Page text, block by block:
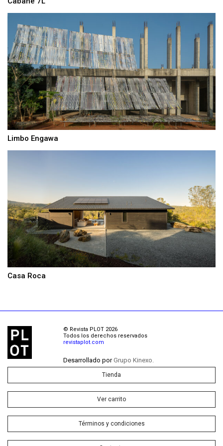
Limbo Engawa
Casa Roca
© Revista PLOT 2026
Todos los derechos reservados
revistaplot.com
Desarrollado porGrupo Kinexo.
Tienda
Ver carrito
Términos y condiciones